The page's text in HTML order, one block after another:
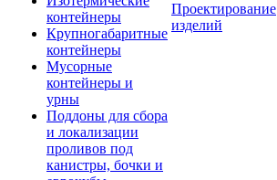
контейнеры
Крупногабаритные
контейнеры
Мусорные
контейнеры и
урны
Поддоны для сбора
и локализации
проливов под
канистры, бочки и
Проектирование
изделий